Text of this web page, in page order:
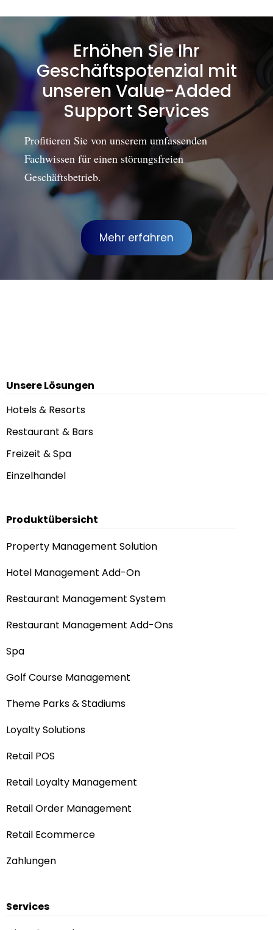
Erhöhen Sie Ihr
Geschäftspotenzial mit
unseren Value-Added
Support Services
Profitieren Sie von unserem umfassenden
Fachwissen für einen störungsfreien
Geschäftsbetrieb.
Mehr erfahren
Unsere Lösungen
Hotels & Resorts
Restaurant & Bars
Freizeit & Spa
Einzelhandel
Produktübersicht
Property Management Solution
Hotel Management Add-On
Restaurant Management System
Restaurant Management Add-Ons
Spa
Golf Course Management
Theme Parks & Stadiums
Loyalty Solutions
Retail POS
Retail Loyalty Management
Retail Order Management
Retail Ecommerce
Zahlungen
Services